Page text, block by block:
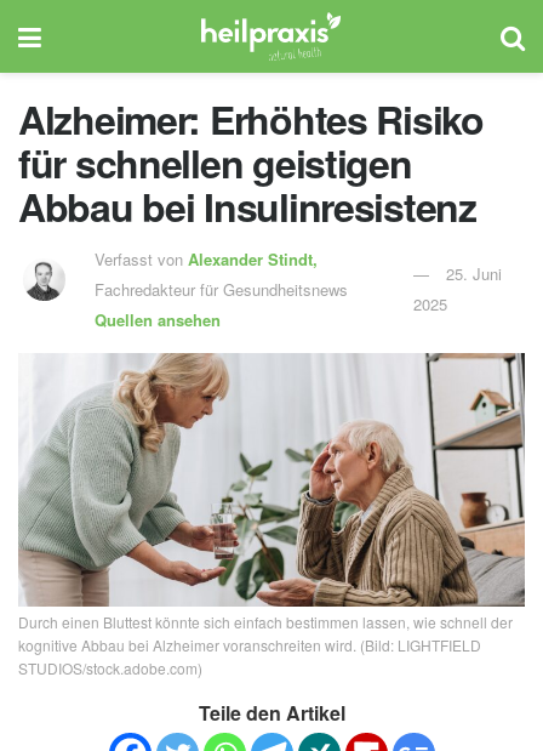
Alzheimer: Erhöhtes Risiko
für schnellen geistigen
Abbau bei Insulinresistenz
Verfasst von Alexander Stindt,
Fachredakteur für Gesundheitsnews
Quellen ansehen
25. Juni
2025
Durch einen Bluttest könnte sich einfach bestimmen lassen, wie schnell der
kognitive Abbau bei Alzheimer voranschreiten wird. (Bild: LIGHTFIELD
STUDIOS/stock.adobe.com)
Teile den Artikel